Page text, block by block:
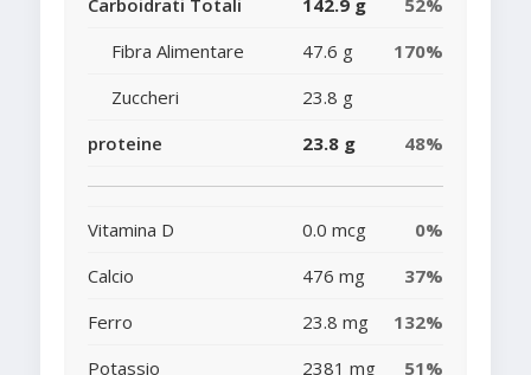
Carboidrati Totali 142.9 g
52%
Fibra Alimentare
47.6 g
170%
Zuccheri
23.8 g
proteine
23.8 g 48%
Vitamina D 0.0 mcg
0%
Calcio
476 mg
37%
Ferro
23.8 mg
132%
Potassio
2381 mg 51%